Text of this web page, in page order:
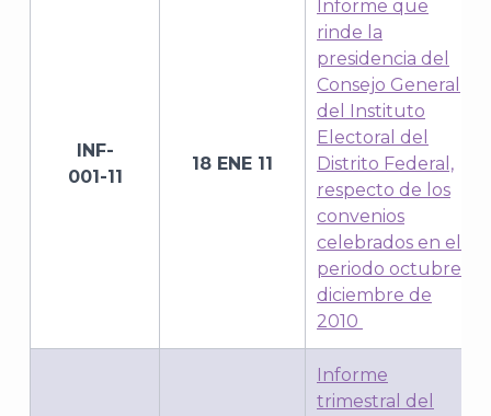
INF-
001-11
18 ENE 11
Informe que
rinde la
presidencia del
Consejo General
del Instituto
Electoral del
Distrito Federal,
respecto de los
convenios
celebrados en el
periodo octubre-
diciembre de
2010
Informe
trimestral del